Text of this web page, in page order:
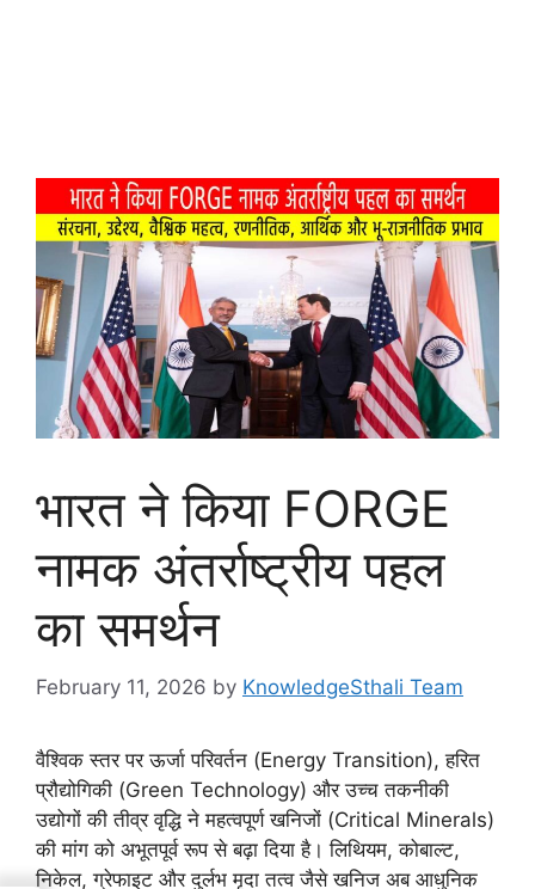
भारत ने किया FORGE
नामक अंतर्राष्ट्रीय पहल
का समर्थन
February 11, 2026 by KnowledgeSthali Team
वैश्विक स्तर पर ऊर्जा परिवर्तन (Energy Transition), हरित
प्रौद्योगिकी (Green Technology) और उच्च तकनीकी
उद्योगों की तीव्र वृद्धि ने महत्वपूर्ण खनिजों (Critical Minerals)
की मांग को अभूतपूर्व रूप से बढ़ा दिया है। लिथियम, कोबाल्ट,
निकेल, ग्रेफाइट और दुर्लभ मृदा तत्व जैसे खनिज अब आधुनिक